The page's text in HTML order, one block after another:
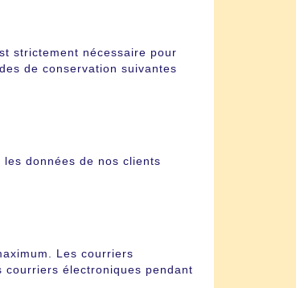
strictement nécessaire pour
de conservation suivantes
données de nos clients
Les courriers
courriers électroniques pendant